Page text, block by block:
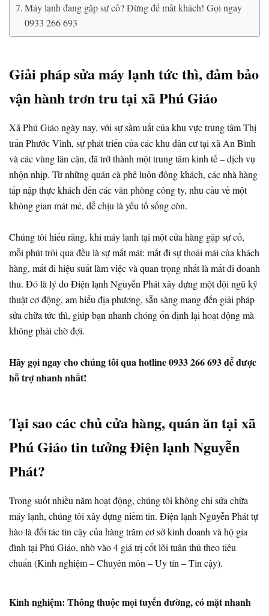
Máy lạnh đang gặp sự cố? Đừng để mất khách! Gọi ngay
0933 266 693
Giải pháp sửa máy lạnh tức thì, đảm bảo
vận hành trơn tru tại xã Phú Giáo
Xã Phú Giáo ngày nay, với sự sầm uất của khu vực trung tâm Thị
trấn Phước Vĩnh, sự phát triển của các khu dân cư tại xã An Bình
và các vùng lân cận, đã trở thành một trung tâm kinh tế – dịch vụ
nhộn nhịp. Từ những quán cà phê luôn đông khách, các nhà hàng
tấp nập thực khách đến các văn phòng công ty, nhu cầu về một
không gian mát mẻ, dễ chịu là yếu tố sống còn.
Chúng tôi hiểu rằng, khi máy lạnh tại một cửa hàng gặp sự cố,
mỗi phút trôi qua đều là sự mất mát: mất đi sự thoải mái của khách
hàng, mất đi hiệu suất làm việc và quan trọng nhất là mất đi doanh
thu. Đó là lý do Điện lạnh Nguyễn Phát xây dựng một đội ngũ kỹ
thuật cơ động, am hiểu địa phương, sẵn sàng mang đến giải pháp
sửa chữa tức thì, giúp bạn nhanh chóng ổn định lại hoạt động mà
không phải chờ đợi.
Hãy gọi ngay cho chúng tôi qua hotline 0933 266 693 để được
hỗ trợ nhanh nhất!
Tại sao các chủ cửa hàng, quán ăn tại xã
Phú Giáo tin tưởng Điện lạnh Nguyễn
Phát?
Trong suốt nhiều năm hoạt động, chúng tôi không chỉ sửa chữa
máy lạnh, chúng tôi xây dựng niềm tin. Điện lạnh Nguyễn Phát tự
hào là đối tác tin cậy của hàng trăm cơ sở kinh doanh và hộ gia
đình tại Phú Giáo, nhờ vào 4 giá trị cốt lõi tuân thủ theo tiêu
chuẩn (Kinh nghiệm – Chuyên môn – Uy tín – Tin cậy).
Kinh nghiệm: Thông thuộc mọi tuyến đường, có mặt nhanh